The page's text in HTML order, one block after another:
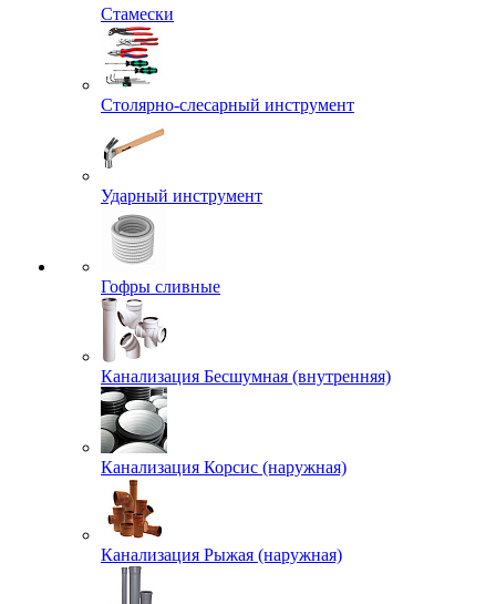
Стамески
Столярно-слесарный инструмент
Ударный инструмент
Гофры сливные
Канализация Бесшумная (внутренняя)
Канализация Корсис (наружная)
Канализация Рыжая (наружная)